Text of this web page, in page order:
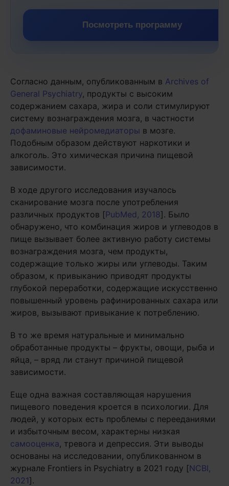
Посмотреть программу
Согласно данным, опубликованным в Archives of
General Psychiatry, продукты с высоким
содержанием сахара, жира и соли стимулируют
систему вознаграждения мозга, в частности
дофаминовые нейромедиаторы в мозге.
Подобным образом действуют наркотики и
алкоголь. Это химическая причина пищевой
зависимости.
В ходе другого исследования изучалось
сканирование мозга после употребления
различных продуктов [PubMed, 2018]. Было
обнаружено, что комбинация жиров и углеводов в
пище вызывает более активную работу системы
вознаграждения мозга, чем продукты,
содержащие только жиры или углеводы. Таким
образом, к привыканию приводят продукты
глубокой переработки, содержащие искусственно
повышенный уровень рафинированных сахара или
жиров, вызывают привыкание к потреблению.
В то же время натуральные и минимально
обработанные продукты – фрукты, овощи, рыба и
яйца, – вряд ли станут причиной пищевой
зависимости.
Еще одна важная составляющая нарушения
пищевого поведения кроется в психологии. Для
людей, у которых есть проблемы с перееданиями
и избыточным весом, характерны низкая
самооценка, тревога и депрессия. Эти выводы
основаны на исследовании, опубликованном в
журнале Frontiers in Psychiatry в 2021 году [NCBI,
2021].